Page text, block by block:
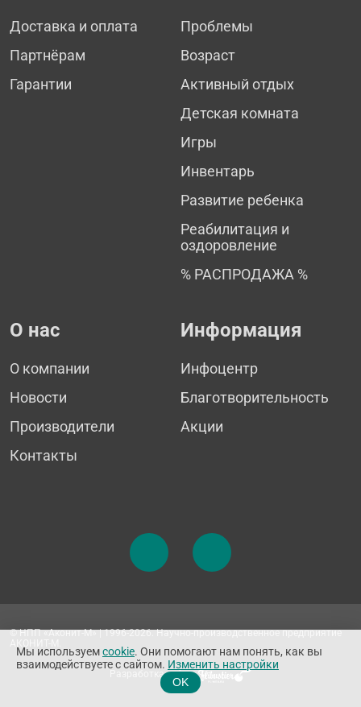
Доставка и оплата
Партнёрам
Гарантии
Проблемы
Возраст
Активный отдых
Детская комната
Игры
Инвентарь
Развитие ребенка
Реабилитация и
оздоровление
% РАСПРОДАЖА %
О нас
О компании
Новости
Производители
Контакты
Информация
Инфоцентр
Благотворительность
Акции
© НПП «Аконит-М» | 1996-2026. Научно-производственное предприятие
Разработка сайта
Мы используемcookie. Они помогают нам понять, как вы
взаимодействуете с сайтом. Изменить настройки
OK